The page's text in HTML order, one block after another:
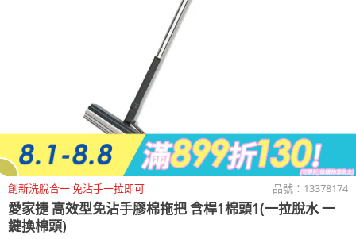
創新洗脫合一 免沾手一拉即可 品號： 13378174
愛家捷 高效型免沾手膠棉拖把 含桿1棉頭1(一拉脫水 一
鍵換棉頭)